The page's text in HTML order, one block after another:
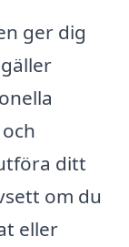
ger dig
ditt
om du
eller